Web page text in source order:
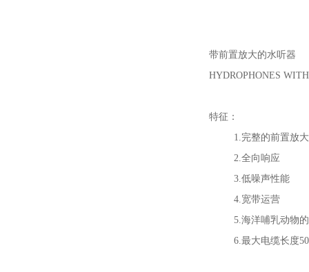
带前置放大的水听器
HYDROPHONES
特征：
1.完整的前置
2.全向响
3.低噪声性
4.宽带运
5.海洋哺乳动
6.最大电缆长度